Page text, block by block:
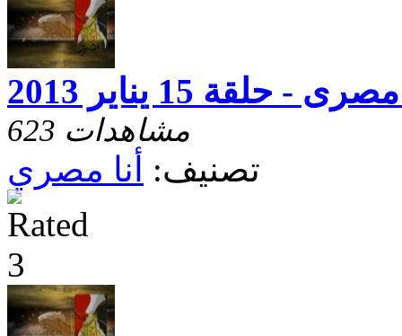
- حلقة 15 يناير 2013
623 مشاهدات
تصنيف: أنا مصري